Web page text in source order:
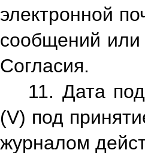
электронной
сообщений или
Согласия.
11. Дата
(V) под
журналом